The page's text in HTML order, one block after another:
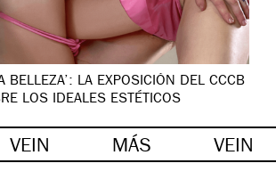
BELLEZA’: LA EXPOSICIÓN DEL CCCB
LOS IDEALES ESTÉTICOS
VEIN MÁS VEIN